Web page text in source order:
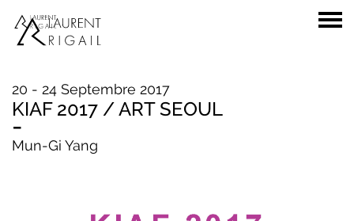
20 - 24 Septembre 2017
KIAF 2017 / ART SEOUL
-
Mun-Gi Yang